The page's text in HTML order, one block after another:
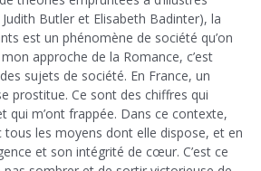
Butler et Elisabeth Badinter), la
est un phénomène de société qu’on
approche de la Romance, c’est
sujets de société. En France, un
prostitue. Ce sont des chiffres qui
qui m’ont frappée. Dans ce contexte,
tous les moyens dont elle dispose, et en
et son intégrité de cœur. C’est ce